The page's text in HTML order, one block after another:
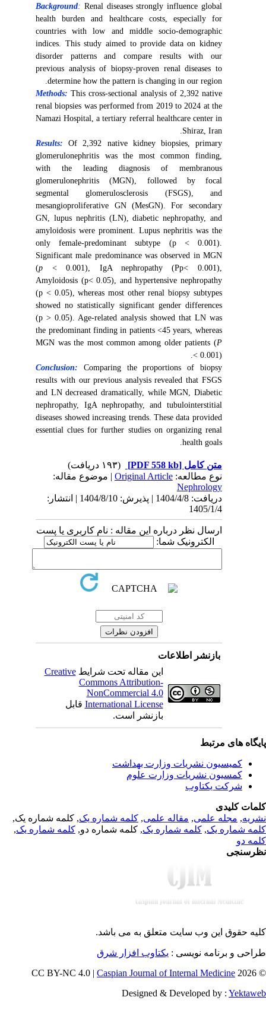
Background:Renal diseases strongly influence global
health burden and healthcare costs, especially for
countries with low and middle socio-demographic
indices. This study aimed to provide data on kidney
disorder patterns and compare results with our
previous analysis of biopsy-proven renal diseases to
determine how the pattern is changing in our region.
Methods:This cross-sectional analysis of 2,392 native
renal biopsies was performed from 2019 to 2024 at the
Namazi Hospital, a tertiary referral healthcare center in
Shiraz, Iran.
Results:Of
2,392 native kidney biopsies, primary
glomerulonephritis was the most common finding,
with the leading diagnosis of membranous
glomerulonephritis (MGN), followed by focal
segmental glomerulosclerosis (FSGS), and
mesangioproliferative GN (MesGN). For secondary
GN, lupus nephritis (LN), diabetic nephropathy, and
amyloidosis were prominent. Lupus nephritis was the
only female-predominant subtype (p < 0.001).
Significant male predominance was observed in MGN
< 0.001), IgA nephropathy (Pp< 0.001),
Amyloidosis (p< 0.05), and hypertensive nephropathy
(p < 0.05), whereas most other renal biopsy subtypes
showed no statistically significant gender differences
(p > 0.05). Age-related analysis showed that LN was
the predominant finding in patients <45 years, whereas
MGN was the most common among older patients (
< 0.001).
Conclusion:
Comparing the proportions of biopsy
results with our previous analysis revealed that FSGS
and LN decreased dramatically, while MGN, Diabetic
nephropathy, IgA nephropathy, and tubulointerstitial
diseases showed increasing trends. These data provided
essential clues for further studies on organizing renal
health goals.
متن کامل[PDF 558 kb]
نوع مطالعه:Original Article| موضوع مقاله:
Nephrology
دریافت: 1404/4/8 | پذیرش: 1404/8/10 | انتشار:
1405/1/4
ارسال نظر درباره این مقاله : نام کاربری یا پست
الکترونیک شما:
بازنشر اطلاعات
این مقاله تحت شرایطCreative
Commons Attribution-
NonCommercial 4.0
International Licenseقابل
بازنشر است.
های مرتبط
کمیسیون نشریات وزارت بهداشت
کمسیون نشریات وزارت علوم
شرکت یکتاوب
کلیدی
,مجله علمی, مقاله علمی, کلمه شماره یک, کلمه شماره یک,
شماره یک,کلمه شماره یک, کلمه شماره دو,کلمه شماره یک,
دو
حقوق این وب سایت متعلق بهمی باشد.
و برنامه نویسی : یکتاوب افزار شرق
©
Caspian Journal of Internal Medicine
Designed & Developed by :